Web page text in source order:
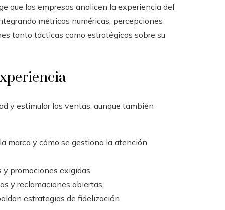
que las empresas analicen la experiencia del
métricas numéricas, percepciones
tanto tácticas como estratégicas sobre su
y estimular las ventas, aunque también
marca y cómo se gestiona la atención
promociones exigidas.
y reclamaciones abiertas.
estrategias de fidelización.